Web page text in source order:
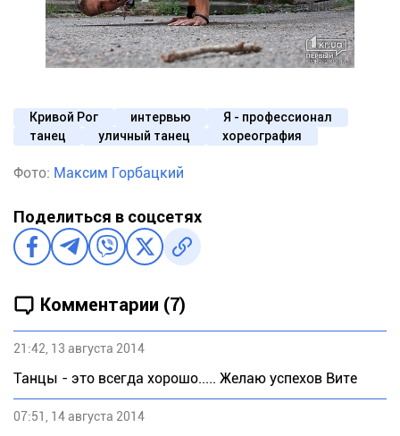
Кривой Рог интервью
Я - профессионал
танец
уличный танец хореография
Фото: Максим Горбацкий
Поделиться в соцсетях
Комментарии (7)
21:42, 13 августа 2014
Танцы - это всегда хорошо..... Желаю успехов Вите
07:51, 14 августа 2014